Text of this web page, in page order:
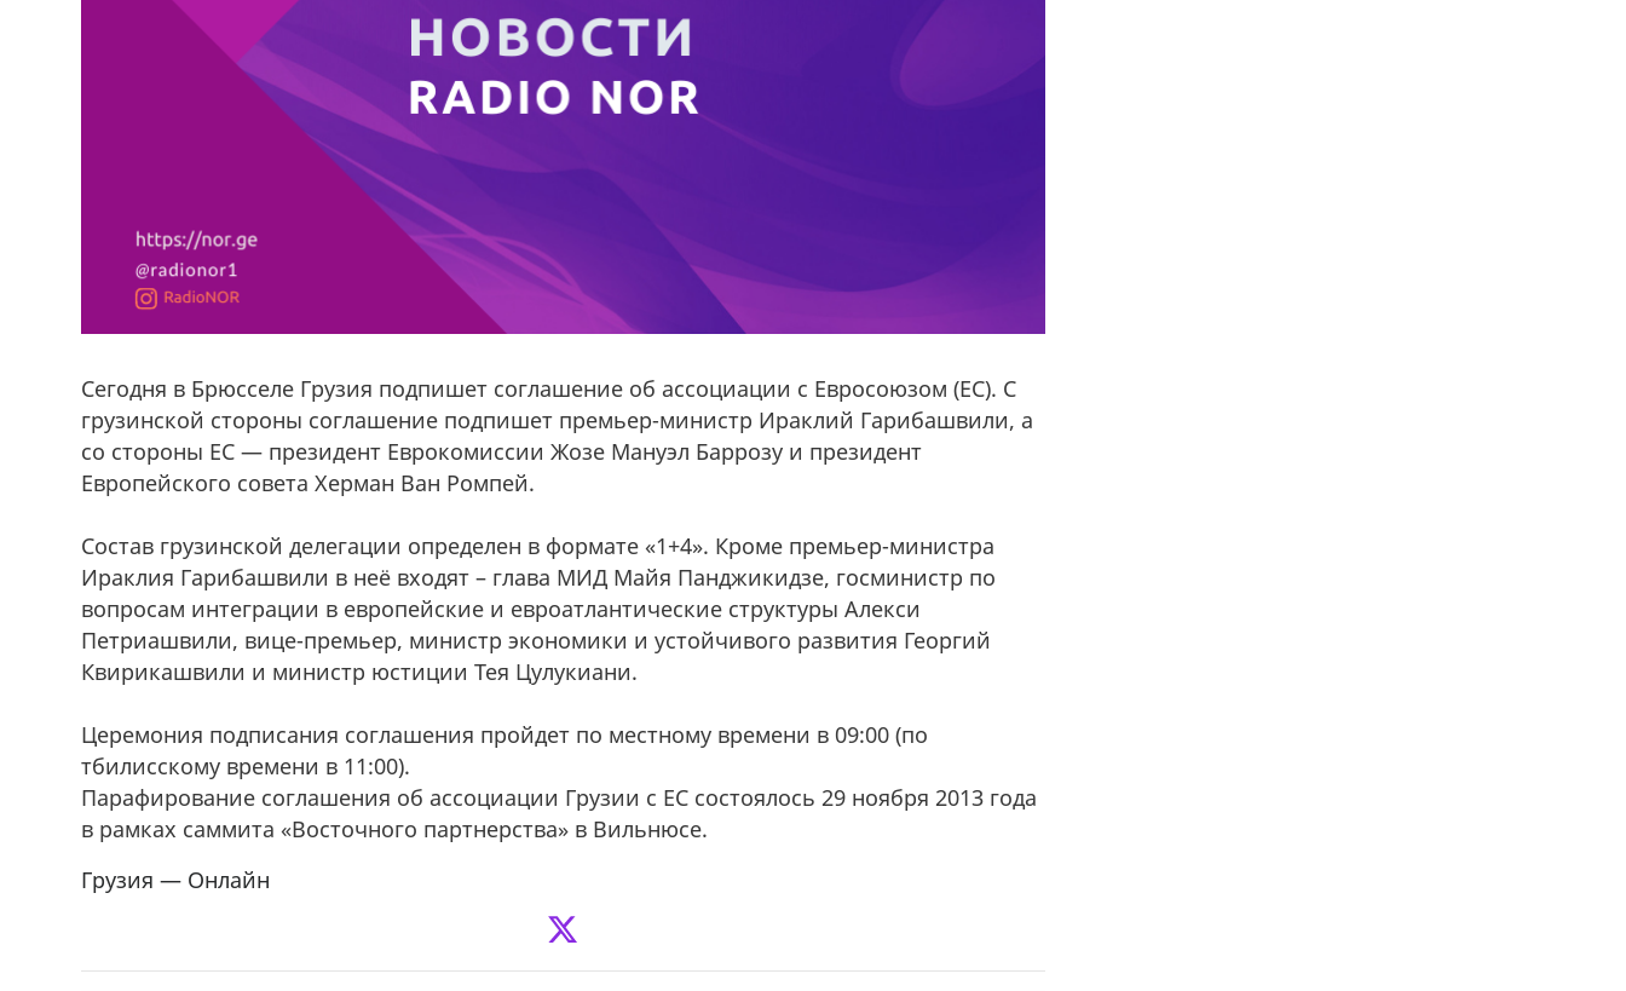
Сегодня в Брюсселе Грузия подпишет соглашение об ассоциации с Евросоюзом (ЕС). С
грузинской стороны соглашение подпишет премьер-министр Ираклий Гарибашвили, а
со стороны ЕС — президент Еврокомиссии Жозе Мануэл Баррозу и президент
Европейского совета Херман Ван Ромпей.
Состав грузинской делегации определен в формате «1+4». Кроме премьер-министра
Ираклия Гарибашвили в неё входят – глава МИД Майя Панджикидзе, госминистр по
вопросам интеграции в европейские и евроатлантические структуры Алекси
Петриашвили, вице-премьер, министр экономики и устойчивого развития Георгий
Квирикашвили и министр юстиции Тея Цулукиани.
Церемония подписания соглашения пройдет по местному времени в 09:00 (по
тбилисскому времени в 11:00).
Парафирование соглашения об ассоциации Грузии с ЕС состоялось 29 ноября 2013 года
в рамках саммита «Восточного партнерства» в Вильнюсе.
Грузия — Онлайн